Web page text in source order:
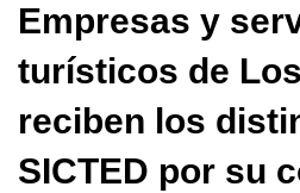
Empresas y
turísticos de
reciben los
SICTED por su